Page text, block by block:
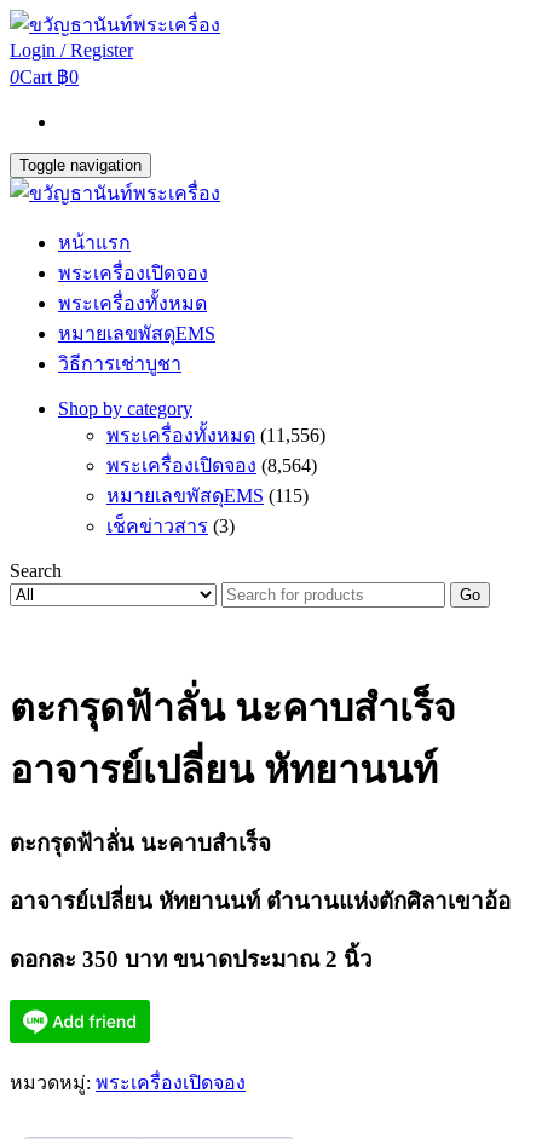
Login / Register
0Cart ฿0
Toggle navigation
หน้าแรก
พระเครื่องเปิดจอง
พระเครื่องทั้งหมด
หมายเลขพัสดุEMS
วิธีการเช่าบูชา
Shop by category
พระเครื่องทั้งหมด (11,556)
พระเครื่องเปิดจอง (8,564)
หมายเลขพัสดุEMS (115)
เช็คข่าวสาร (3)
Search
Go
ตะกรุดฟ้าลั่น นะคาบสำเร็จ
อาจารย์เปลี่ยน หัทยานนท์
ตะกรุดฟ้าลั่น นะคาบสำเร็จ
อาจารย์เปลี่ยน หัทยานนท์ ตำนานแห่งตักศิลาเขาอ้อ
ดอกละ 350 บาท ขนาดประมาณ 2 นิ้ว
หมวดหมู่: พระเครื่องเปิดจอง